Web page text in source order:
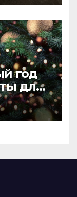
год
для